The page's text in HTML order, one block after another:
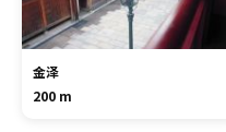
金泽
200 m